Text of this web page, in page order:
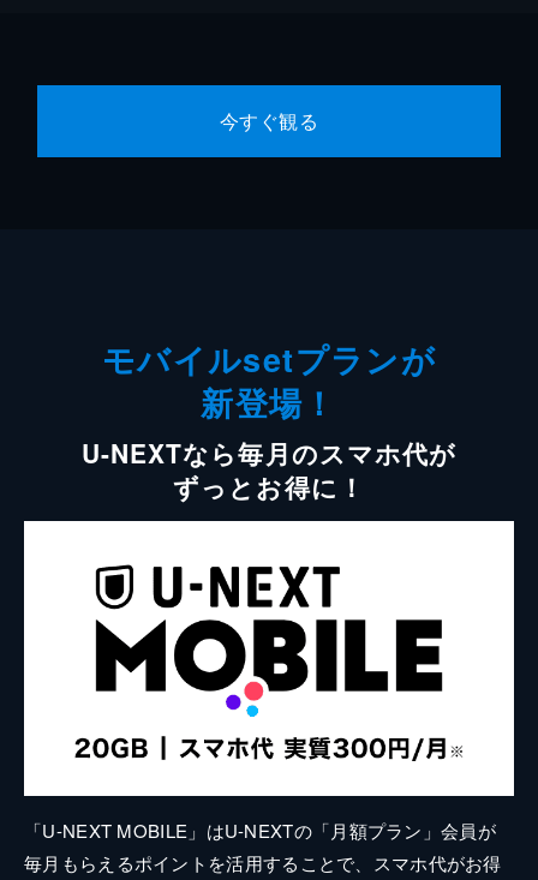
今すぐ観る
モバイルsetプランが
新登場！
U-NEXTなら毎月のスマホ代が
ずっとお得に！
「U-NEXT MOBILE」はU-NEXTの「月額プラン」会員が
毎月もらえるポイントを活用することで、スマホ代がお得